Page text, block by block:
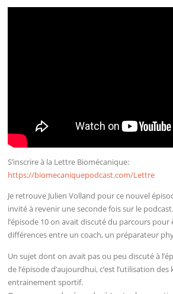
S’inscrire à la Lettre Biomécanique:
https://biomecaniquepodcast.com/Lettre
Je retrouve Julien Volland pour ce nouvel
invité à revenir une seconde fois sur le
l’épisode 10 on avait discuté du parcours
différences entre un coach, un préparateur
Un sujet dont on avait pas ou peu discuté à
de l’épisode d’aujourdhui, c’est l’utilisation
entrainement sportif.